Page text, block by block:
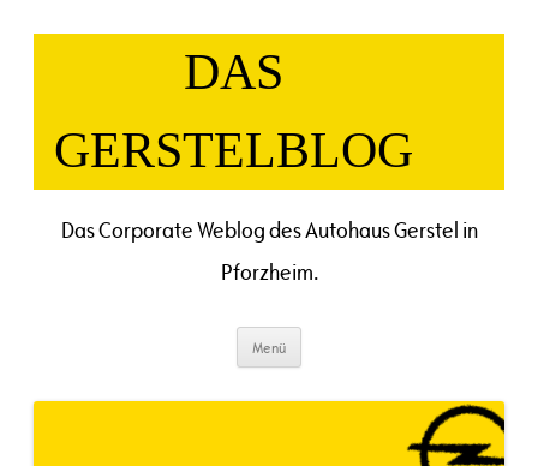
Inhalt
DAS
GERSTELBLOG
Das Corporate Weblog des Autohaus Gerstel in
Pforzheim.
Menü